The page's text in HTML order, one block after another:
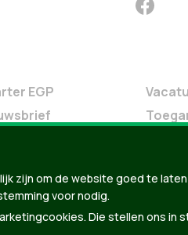
EGP
in je buurt
zijn om de website goed te
voor nodig.
Die stellen ons in